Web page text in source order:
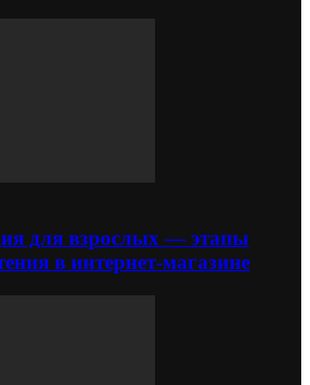
для взрослых — этапы
в интернет-магазине